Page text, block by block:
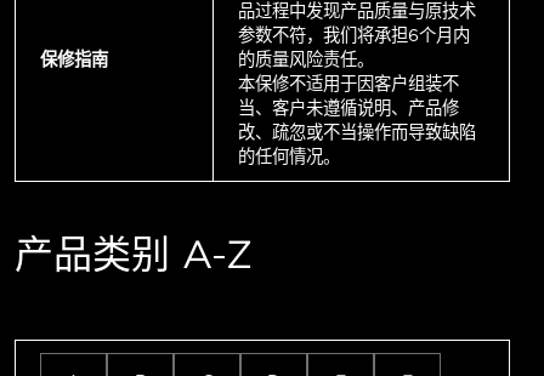
保修指南
品过程中发现产品质量与原技术
参数不符，我们将承担6个月内
的质量风险责任。
本保修不适用于因客户组装不
当、客户未遵循说明、产品修
改、疏忽或不当操作而导致缺陷
的任何情况。
产品类别 A-Z